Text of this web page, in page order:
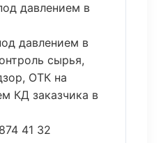
давлением в
давлением в
сырья,
ОТК на
КД заказчика в
41 32